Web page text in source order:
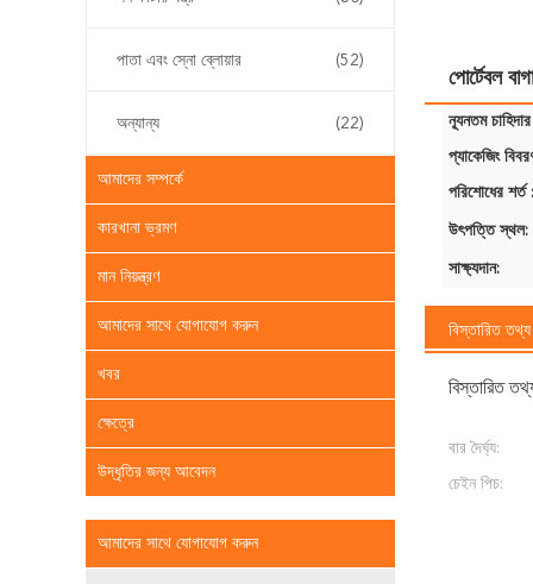
পাতা এবং স্নো ব্লোয়ার (52)
অন্যান্য (22)
আমাদের সম্পর্কে
কারখানা ভ্রমণ
মান নিয়ন্ত্রণ
আমাদের সাথে যোগাযোগ করুন
খবর
ক্ষেত্রে
উদ্ধৃতির জন্য আবেদন
আমাদের সাথে যোগাযোগ করুন
পোর্টেবল
ন্যূনতম
প্যাকেজিং
পরিশোধের শর্ত :
উৎপত্তি স্থল:
সাক্ষ্যদান:
বিস্তারিত তথ্য
বিস্তারিত
বার দৈর্ঘ্য:
চেইন পিচ: